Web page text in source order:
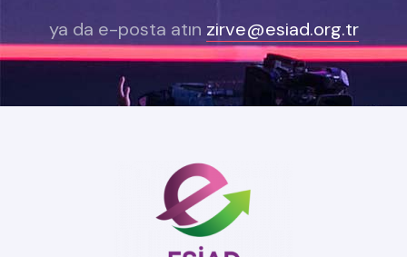
ya da e-posta atın zirve@esiad.org.tr